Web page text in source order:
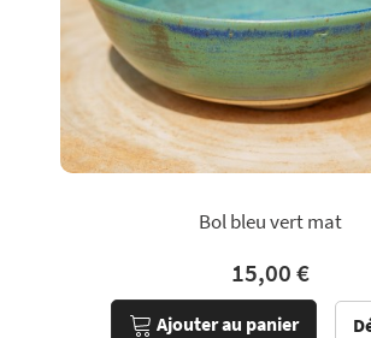
Bol bleu vert mat
15,00 €
Ajouter au panier